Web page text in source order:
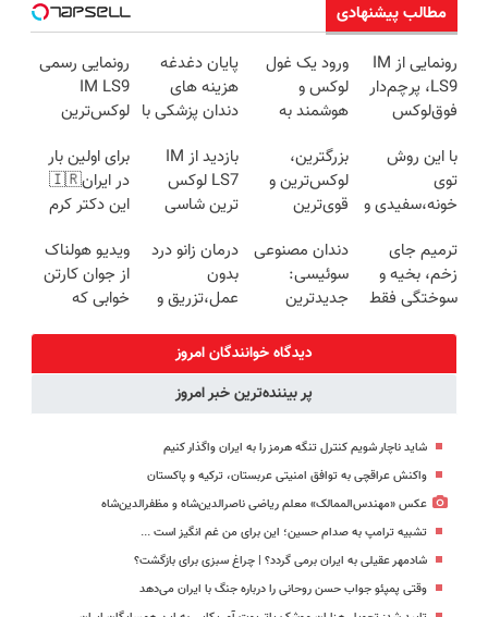
مطالب پیشنهادی
رونمایی از IM
LS9، پرچم‌دار
فوق‌لوکس
ایران شد
ورود یک غول
لوکس و
هوشمند به
رسماً رونمایی
شد
پایان دغدغه
هزینه های
دندان پزشکی با
کننده خانگی
رونمایی رسمی
IM LS9
لوکس‌ترین
با این روش
توی
خونه،سفیدی و
برگردون
(40%off)
بزرگترین،
لوکس‌ترین و
قوی‌ترین
EREV در در
ایران رونمایی
شد
بازدید از IM
LS7 لوکس
ترین شاسی
در باشگاه
انقلاب
برای اولین بار
در ایران🇮🇷
این دکتر کرم
روزه ساخت!
ترمیم جای
زخم، بخیه و
سوختگی فقط
دندان مصنوعی
سوئیسی:
جدیدترین
سبک و مقاوم |
پرداخت قسطی
درمان زانو درد
بدون
عمل،تزریق و
(◂پرسش‌نامه)
ویدیو هولناک
از جوان کارتن
خوابی که
دیدگاه خوانندگان امروز
پر بیننده‌ترین خبر امروز
شاید ناچار شویم کنترل تنگه هرمز را به ایران واگذار کنیم
واکنش عراقچی به توافق امنیتی عربستان، ترکیه و پاکستان
عکس «مهندس‌الممالک» معلم ریاضی ناصرالدین‌شاه و مظفرالدین‌شاه
تشبیه ترامپ به صدام حسین؛ این برای من غم انگیز است ...
شادمهر عقیلی به ایران برمی گردد؟ | چراغ سبزی برای بازگشت؟
وقتی پمپئو جواب حسن روحانی را درباره جنگ با ایران می‌دهد